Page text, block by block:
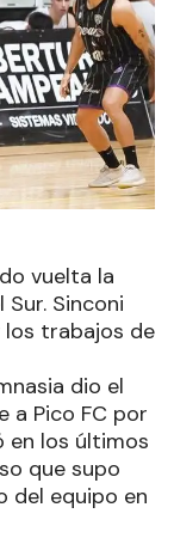
vuelta la
Sinconi
los trabajos de
dio el
Pico FC por
en los últimos
que supo
del equipo en